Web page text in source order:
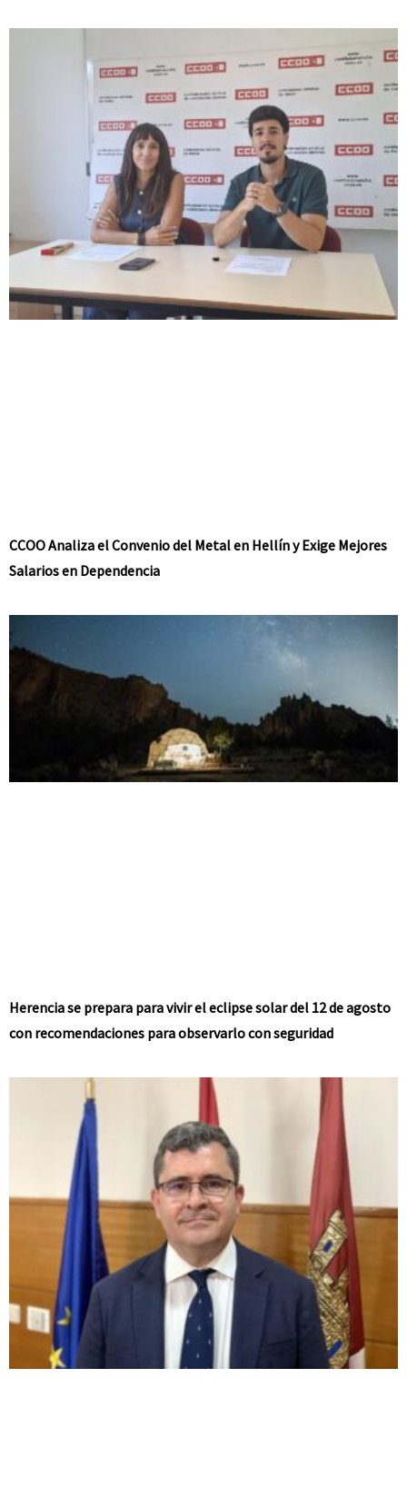
CCOO Analiza el Convenio del Metal en Hellín y Exige Mejores
Salarios en Dependencia
Herencia se prepara para vivir el eclipse solar del 12 de agosto
con recomendaciones para observarlo con seguridad